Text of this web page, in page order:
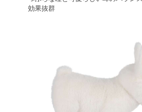
効果抜群